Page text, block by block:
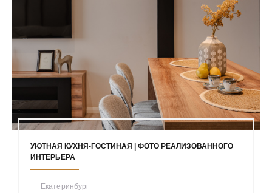
УЮТНАЯ КУХНЯ-ГОСТИНАЯ | ФОТО РЕАЛИЗОВАННОГО
ИНТЕРЬЕРА
Екатеринбург